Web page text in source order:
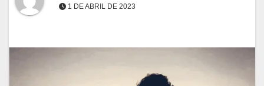
1 DE ABRIL DE 2023